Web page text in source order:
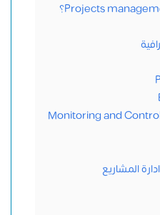
المشاريع